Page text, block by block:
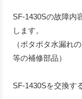
SF-1430Sの故障内
します。
（ポタポタ水漏れ
等の補修部品）
SF-1430Sを交換す